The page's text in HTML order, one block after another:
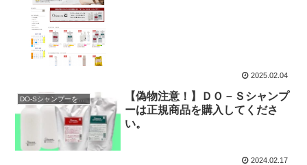
2025.02.04
DO-Sシャンプーを購入
【偽物注意！】ＤＯ－Ｓシャンプ
ーは正規商品を購入してくださ
い。
2024.02.17